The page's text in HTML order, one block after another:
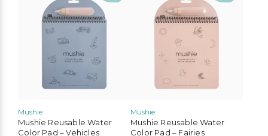
Mushie
Mushie Reusable Water
Color Pad – Vehicles
Mushie
Mushie Reusable Water
Color Pad – Fairies